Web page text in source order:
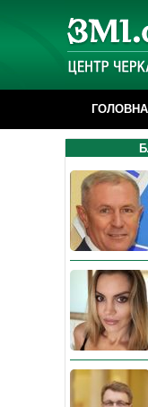
ГОЛОВНА